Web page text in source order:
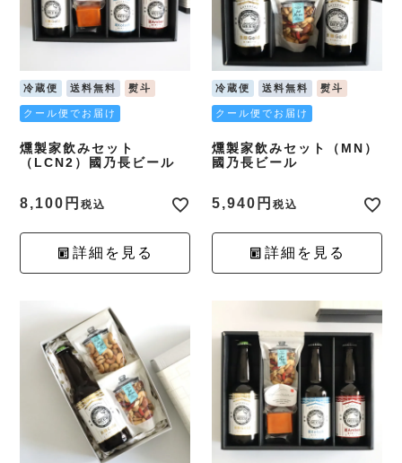
冷蔵便 送料無料 熨斗
クール便でお届け
燻製家飲みセット
（LCN2）國乃長ビール
8,100 税込
詳細を見る
冷蔵便 送料無料 熨斗
クール便でお届け
燻製家飲みセット（MN）
國乃長ビール
5,940 税込
詳細を見る